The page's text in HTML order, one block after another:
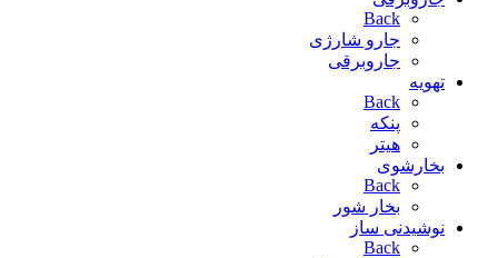
Back
جارو شارژی
جاروبرقی
تهویه
Back
پنکه
هیتر
بخارشوی
Back
بخار شور
نوشیدنی ساز
Back